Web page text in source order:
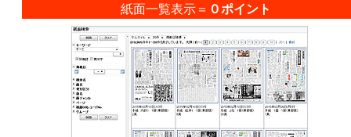
紙面一覧表示＝ ０ポイント